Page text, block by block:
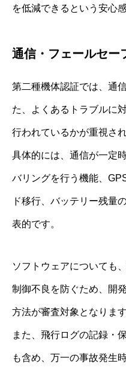
を低減できるという安心
通信・フェールセー
第二種機体認証では、通
た、よくあるトラブルに
行われているかが重視され
具体的には、通信が一定
バリングを行う機能、
ド移行、バッテリー残量
表的です。
ソフトウェアについても
制御不良を防ぐため、開
方法が審査対象となります
また、飛行ログの記録・
も含め、万一の事故発生